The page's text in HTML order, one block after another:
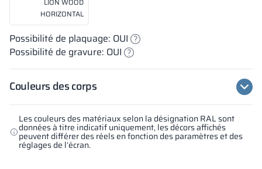
Les couleurs des matériaux selon la désignation RAL sont
données à titre indicatif uniquement, les décors affichés
peuvent différer des réels en fonction des paramètres et des
réglages de l’écran.
HORIZONTAL
Possibilité de plaquage: OUI
Possibilité de gravure: OUI
Couleurs des corps